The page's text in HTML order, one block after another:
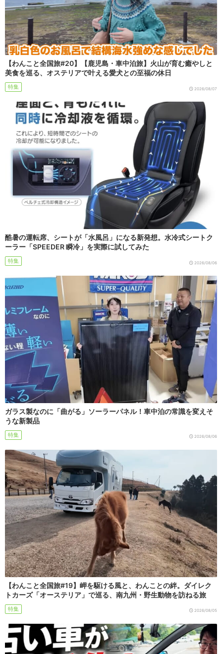
【わんこと全国旅#20】【鹿児島・車中泊旅】火山が育む癒やしと
美食を巡る、オステリアで叶える愛犬との至福の休日
特集 2026/08/07
酷暑の運転席、シートが「水風呂」になる新発想。水冷式シートク
ーラー「SPEEDER 瞬冷」を実際に試してみた
特集 2026/08/06
ガラス製なのに「曲がる」ソーラーパネル！車中泊の常識を変えそ
うな新製品
特集 2026/08/06
【わんこと全国旅#19】岬を駆ける風と、わんことの絆。ダイレク
トカーズ「オーステリア」で巡る、南九州・野生動物を訪ねる旅
特集 2026/08/05